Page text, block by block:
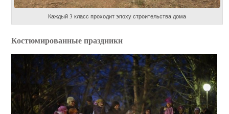
Каждый 3 класс проходит эпоху строительства дома
Костюмированные праздники